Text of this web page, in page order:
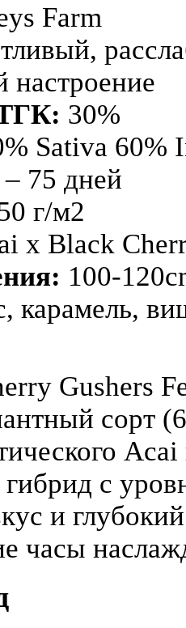
Farm
30%
Sativa 60%
– 75 дней
г/м2
x Black
100-
карамель,
Gushers
сорт
с
и
часы